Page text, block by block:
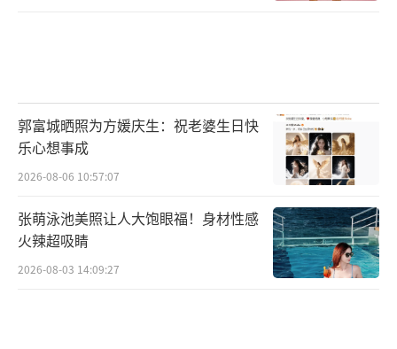
郭富城晒照为方媛庆生：祝老婆生日快
乐心想事成
2026-08-06 10:57:07
张萌泳池美照让人大饱眼福！身材性感
火辣超吸睛
2026-08-03 14:09:27